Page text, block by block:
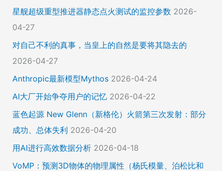
星舰超级重型推进器静态点火测试的监控参数 2026-
04-27
对自己不利的真事，当皇上的自然是要将其隐去的
2026-04-27
Anthropic最新模型Mythos 2026-04-24
AI大厂开始争夺用户的记忆 2026-04-22
蓝色起源 New Glenn（新格伦）火箭第三次发射：部分
成功、总体失利 2026-04-20
用AI进行高效数据分析 2026-04-18
VoMP：预测3D物体的物理属性（杨氏模量、泊松比和